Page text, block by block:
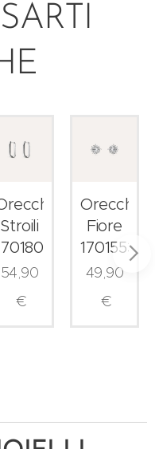
Stroili
54,90
€
Orecchini
Fiore
1701553
49,90
€